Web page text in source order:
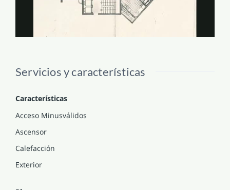
Servicios y características
Características
Acceso Minusválidos
Ascensor
Calefacción
Exterior